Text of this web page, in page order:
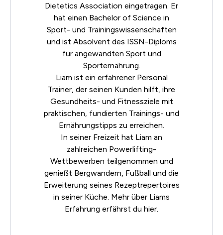
Dietetics Association eingetragen. Er
hat einen Bachelor of Science in
Sport- und Trainingswissenschaften
und ist Absolvent des ISSN-Diploms
für angewandten Sport und
Sporternährung.
Liam ist ein erfahrener Personal
Trainer, der seinen Kunden hilft, ihre
Gesundheits- und Fitnessziele mit
praktischen, fundierten Trainings- und
Ernährungstipps zu erreichen.
In seiner Freizeit hat Liam an
zahlreichen Powerlifting-
Wettbewerben teilgenommen und
genießt Bergwandern, Fußball und die
Erweiterung seines Rezeptrepertoires
in seiner Küche. Mehr über Liams
Erfahrung erfährst du hier